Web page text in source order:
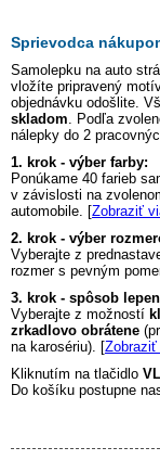
Sprievodca
Samolepku na auto
vložíte pripravený
objednávku odošlite.
skladom . Podľa
nálepky do 2
1. krok - výber farby:
Ponúkame 40 farieb
v závislosti na
automobile. [Zobraziť
2. krok - výber
Vyberajte z
rozmer s pevným
3. krok - spôsob
Vyberajte z možností
zrkadlovo obrátene
na karosériu). [Zobraziť
Kliknutím na tlačidlo
Do košíku postupne